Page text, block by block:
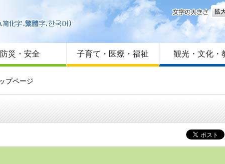
はじめての方へ
Foreign language
サイトマップ
文字
防災・安全 子育て・医療・福祉 観光・文化・
プページ